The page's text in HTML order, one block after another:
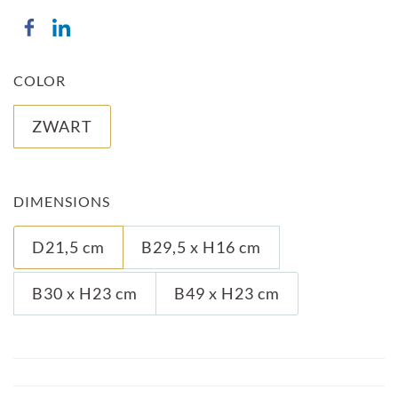
COLOR
ZWART
DIMENSIONS
D21,5 cm B29,5 x H16 cm
B30 x H23 cm B49 x H23 cm